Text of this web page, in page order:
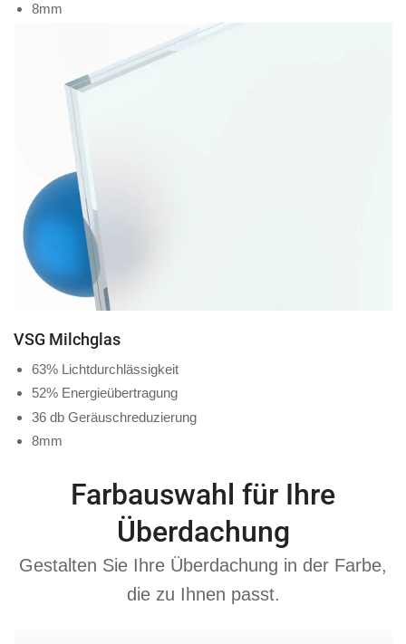
8mm
VSG Milchglas
63% Lichtdurchlässigkeit
52% Energieübertragung
36 db Geräuschreduzierung
8mm
Farbauswahl für Ihre
Überdachung
Gestalten Sie Ihre Überdachung in der Farbe,
die zu Ihnen passt.